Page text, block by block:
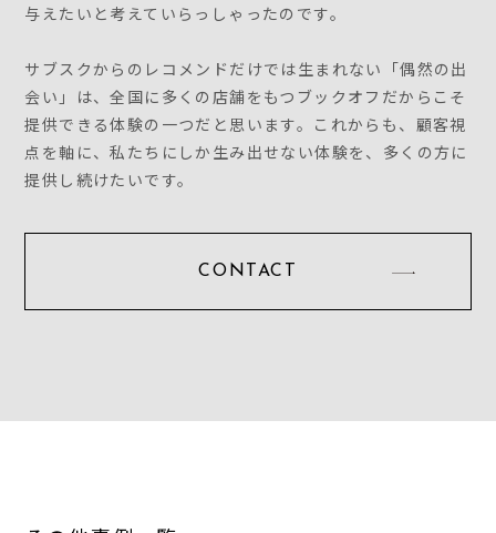
与えたいと考えていらっしゃったのです。
サブスクからのレコメンドだけでは生まれない「偶然の出
会い」は、全国に多くの店舗をもつブックオフだからこそ
提供できる体験の一つだと思います。これからも、顧客視
点を軸に、私たちにしか生み出せない体験を、多くの方に
提供し続けたいです。
CONTACT